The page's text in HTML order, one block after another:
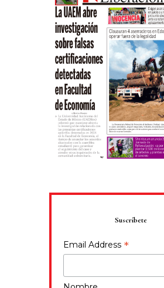
Suscríbete
Email Address *